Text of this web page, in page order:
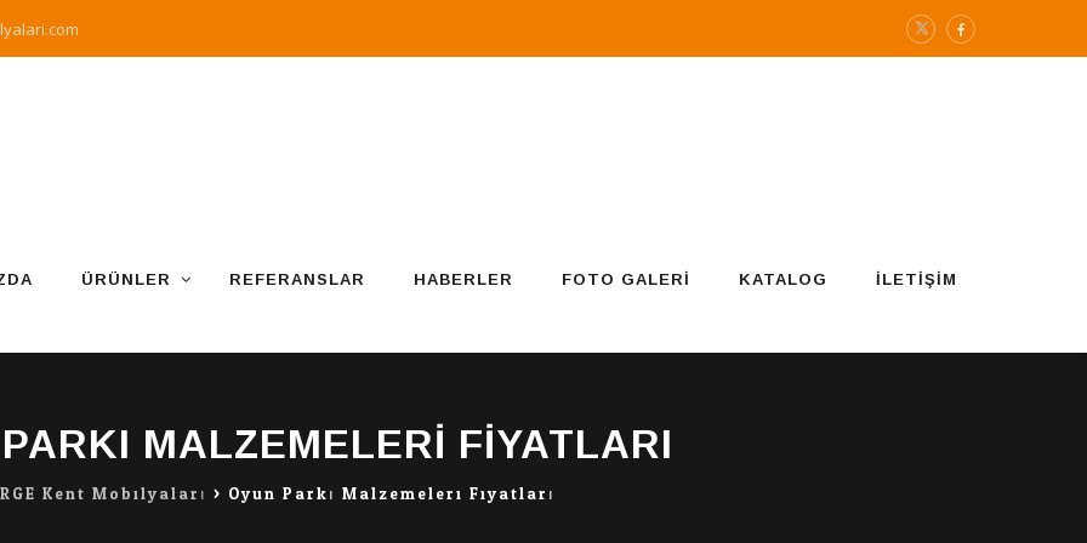
ÜRÜNLER REFERANSLAR HABERLER FOTO GALERI KATALOG İLETIŞIM
MALZEMELERI FIYATLARI
Kent Mobilyaları > Oyun Parkı Malzemeleri Fiyatları